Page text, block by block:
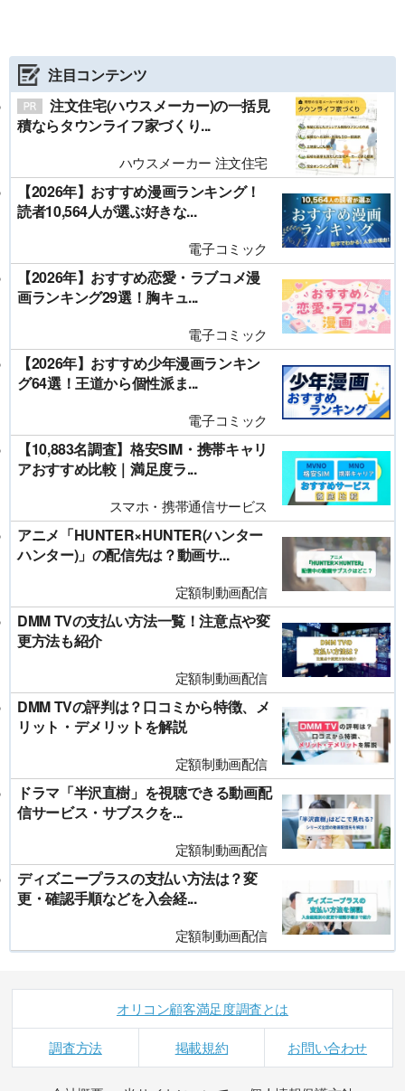
注目コンテンツ
注文住宅(ハウスメーカー)の一括見
積ならタウンライフ家づくり...
ハウスメーカー 注文住宅
【2026年】おすすめ漫画ランキング！
読者10,564人が選ぶ好きな...
電子コミック
【2026年】おすすめ恋愛・ラブコメ漫
画ランキング29選！胸キュ...
電子コミック
【2026年】おすすめ少年漫画ランキン
グ64選！王道から個性派ま...
電子コミック
【10,883名調査】格安SIM・携帯キャリ
アおすすめ比較｜満足度ラ...
スマホ・携帯通信サービス
アニメ「HUNTER×HUNTER(ハンター
ハンター)」の配信先は？動画サ...
定額制動画配信
DMM TVの支払い方法一覧！注意点や変
更方法も紹介
定額制動画配信
DMM TVの評判は？口コミから特徴、メ
リット・デメリットを解説
定額制動画配信
ドラマ「半沢直樹」を視聴できる動画配
信サービス・サブスクを...
定額制動画配信
ディズニープラスの支払い方法は？変
更・確認手順などを入会経...
定額制動画配信
オリコン顧客満足度調査とは
調査方法 掲載規約 お問い合わせ